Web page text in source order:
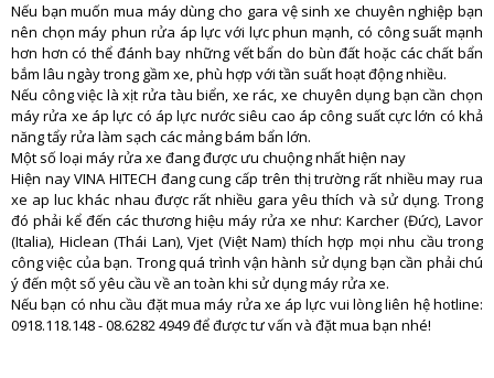
Nếu bạn muốn mua máy dùng cho gara vệ sinh xe chuyên nghiệp bạn
nên chọn máy phun rửa áp lực với lực phun mạnh, có công suất mạnh
hơn hơn có thể đánh bay những vết bẩn do bùn đất hoặc các chất bẩn
bắm lâu ngày trong gầm xe, phù hợp với tần suất hoạt động nhiều.
Nếu công việc là xịt rửa tàu biển, xe rác, xe chuyên dụng bạn cần chọn
máy rửa xe áp lực có áp lực nước siêu cao áp công suất cực lớn có khả
năng tẩy rửa làm sạch các mảng bám bẩn lớn.
Một số loại máy rửa xe đang được ưu chuộng nhất hiện nay
Hiện nay VINA HITECH đang cung cấp trên thị trường rất nhiều may rua
xe ap luc khác nhau được rất nhiều gara yêu thích và sử dụng. Trong
đó phải kể đến các thương hiệu máy rửa xe như: Karcher (Đức), Lavor
(Italia), Hiclean (Thái Lan), Vjet (Việt Nam) thích hợp mọi nhu cầu trong
công việc của bạn. Trong quá trình vận hành sử dụng bạn cần phải chú
ý đến một số yêu cầu về an toàn khi sử dụng máy rửa xe.
Nếu bạn có nhu cầu đặt mua máy rửa xe áp lực vui lòng liên hệ hotline:
0918.118.148 - 08.6282 4949 để được tư vấn và đặt mua bạn nhé!